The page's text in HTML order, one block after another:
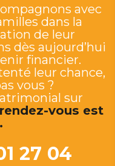
avec
dans la
de leur
dès aujourd’hui
financier.
leur chance,
vous ?
sur
vous est
27 04